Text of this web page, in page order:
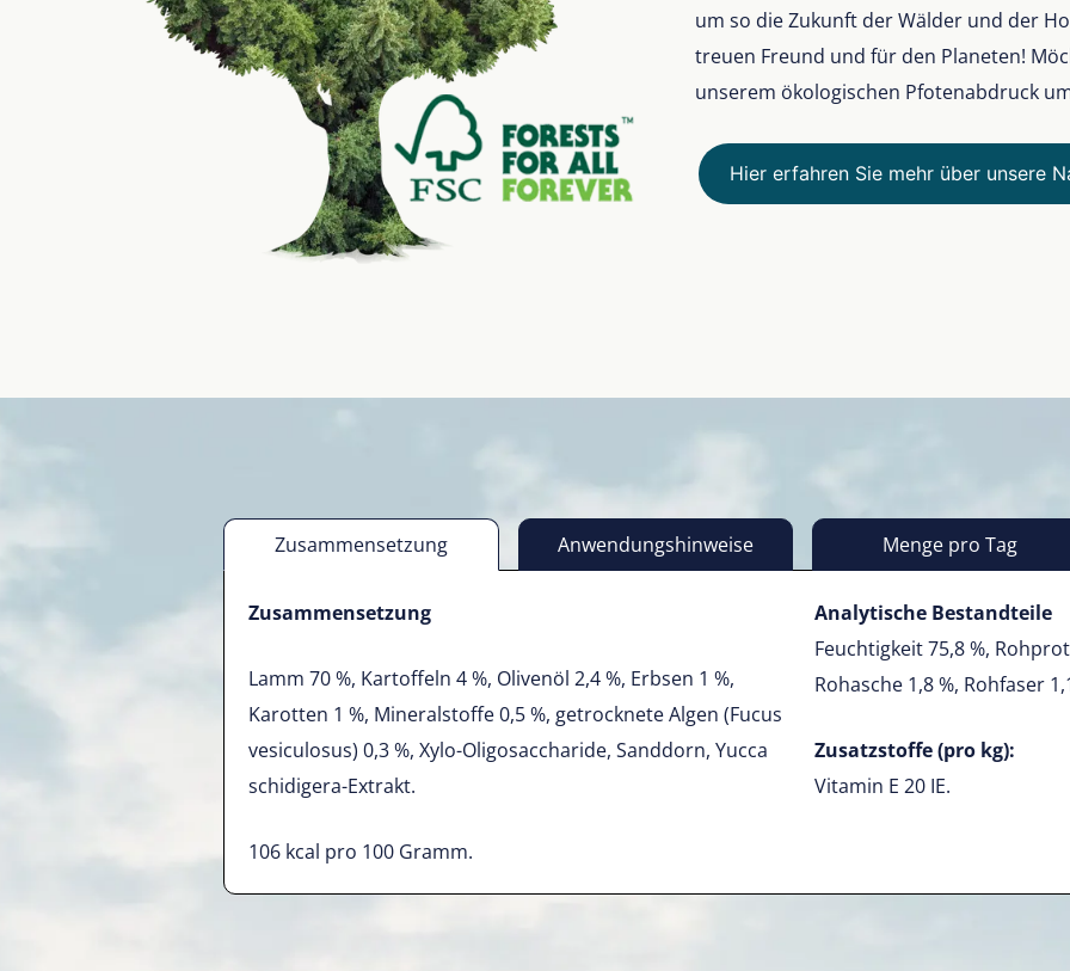
um so die Zukunft der Wälder und der
treuen Freund und für den Planeten!
unserem ökologischen Pfotenabdruck
Hier erfahren Sie mehr über unsere
Zusammensetzung Anwendungshinweise Menge pro Tag
Zusammensetzung
Lamm 70 %, Kartoffeln 4 %, Olivenöl 2,4 %, Erbsen 1 %,
Karotten 1 %, Mineralstoffe 0,5 %, getrocknete Algen (Fucus
vesiculosus) 0,3 %, Xylo-Oligosaccharide, Sanddorn, Yucca
schidigera-Extrakt.
106 kcal pro 100 Gramm.
Analytische Bestandteile
Feuchtigkeit 75,8 %,
Rohasche 1,8 %, Rohfaser
Zusatzstoffe (pro kg):
Vitamin E 20 IE.